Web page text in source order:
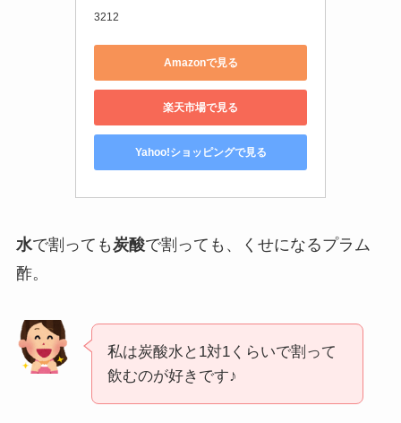
3212
Amazonで見る
楽天市場で見る
Yahoo!ショッピングで見る
水で割っても炭酸で割っても、くせになるプラム
酢。
私は炭酸水と1対1くらいで割って
飲むのが好きです♪